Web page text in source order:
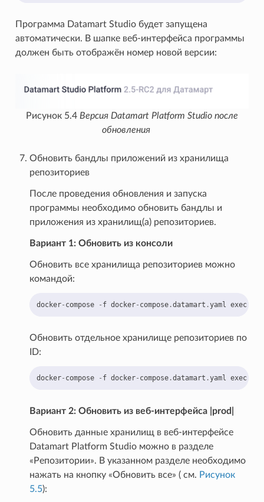
Программа Datamart Studio будет запущена
автоматически. В шапке веб-интерфейса программы
должен быть отображён номер новой версии:
Рисунок 5.4 Версия Datamart Platform Studio после
обновления
Обновить бандлы приложений из хранилища
репозиториев
После проведения обновления и запуска
программы необходимо обновить бандлы и
приложения из хранилищ(а) репозиториев.
Вариант 1: Обновить из консоли
Обновить все хранилища репозиториев можно
командой:
docker- compose - f docker- compose.datamart .yaml exec
Обновить отдельное хранилище репозиториев по
ID:
docker- compose - f docker- compose.datamart .yaml exec
Вариант 2: Обновить из веб-интерфейса |prod|
Обновить данные хранилищ в веб-интерфейсе
Datamart Platform Studio можно в разделе
«Репозитории». В указанном разделе необходимо
нажать на кнопку «Обновить все» ( см. Рисунок
5.5):